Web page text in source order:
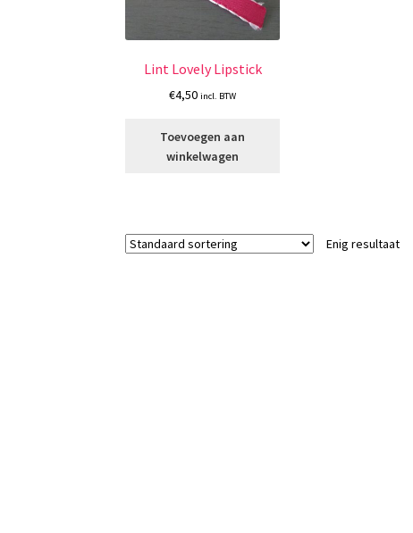
Lint Lovely Lipstick
€4,50 incl. BTW
Toevoegen aan
winkelwagen
Enig resultaat